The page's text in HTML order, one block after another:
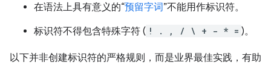
在语法上具有意义的“预留字词”不能用作标识符。
标识符不得包含特殊字符 ( ! . , / \ + - * = )。
以下并非创建标识符的严格规则，而是业界最佳实践，有助